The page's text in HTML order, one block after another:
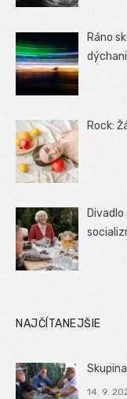
Ráno
Rock:
NAJČÍTANEJŠIE
14. 9.